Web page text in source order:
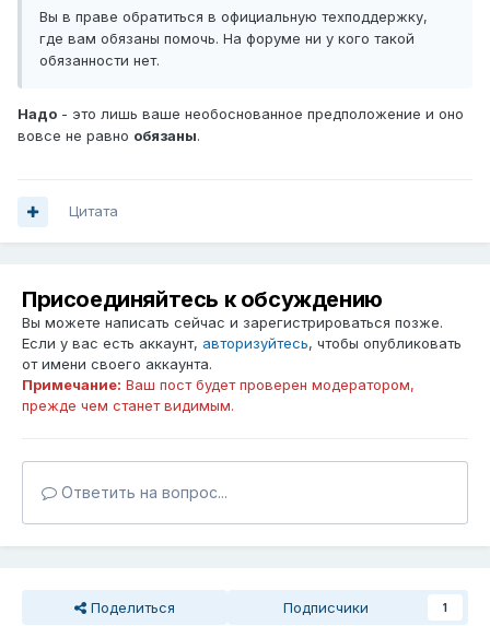
Вы в праве обратиться в официальную техподдержку,
где вам обязаны помочь. На форуме ни у кого такой
обязанности нет.
Надо - это лишь ваше необоснованное предположение и оно
вовсе не равно обязаны.
Цитата
Присоединяйтесь к обсуждению
Вы можете написать сейчас и зарегистрироваться позже.
Если у вас есть аккаунт, авторизуйтесь, чтобы опубликовать
от имени своего аккаунта.
Примечание: Ваш пост будет проверен модератором,
прежде чем станет видимым.
Ответить на вопрос...
Поделиться Подписчики 1